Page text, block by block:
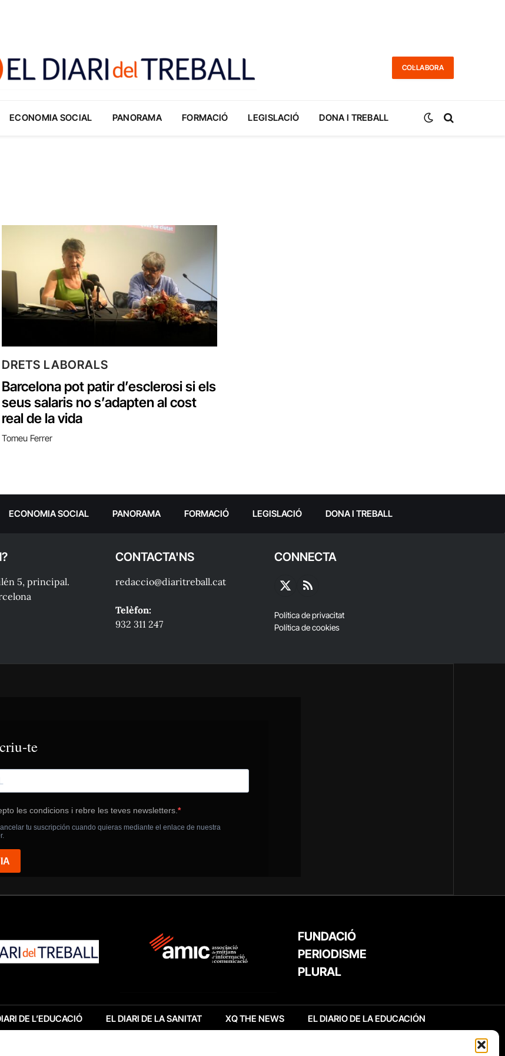
COL·LABORA
ECONOMIA SOCIAL PANORAMA FORMACIÓ LEGISLACIÓ DONA I TREBALL
DRETS LABORALS
Barcelona pot patir d’esclerosi si els
seus salaris no s’adapten al cost
real de la vida
Tomeu Ferrer
ECONOMIA SOCIAL PANORAMA FORMACIÓ LEGISLACIÓ DONA I TREBALL
5, principal.
CONTACTA'NS
redaccio@diaritreball.cat
Telèfon:
932 311 247
CONNECTA
X
RSS
Política de privacitat
Política de cookies
FUNDACIÓ
PERIODISME
PLURAL
DE L’EDUCACIÓ EL DIARI DE LA SANITAT XQ THE NEWS EL DIARIO DE LA EDUCACIÓN